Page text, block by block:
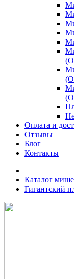
Оплата и
Отзывы
Блог
Контакты
Каталог
Гигантский